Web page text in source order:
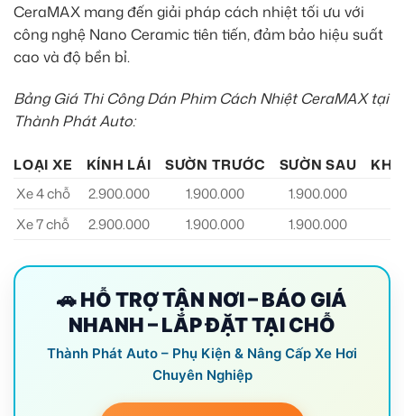
CeraMAX mang đến giải pháp cách nhiệt tối ưu với
công nghệ Nano Ceramic tiên tiến, đảm bảo hiệu suất
cao và độ bền bỉ.
Bảng Giá Thi Công Dán Phim Cách Nhiệt CeraMAX tại
Thành Phát Auto:
LOẠI XE KÍNH LÁI SƯỜN TRƯỚC SƯỜN SAU
Xe 4 chỗ
2.900.000 1.900.000
1.900.000
Xe 7 chỗ
2.900.000 1.900.000 1.900.000
🚗 HỖ TRỢ TẬN NƠI – BÁO GIÁ
NHANH – LẮP ĐẶT TẠI CHỖ
Thành Phát Auto – Phụ Kiện & Nâng Cấp Xe Hơi
Chuyên Nghiệp